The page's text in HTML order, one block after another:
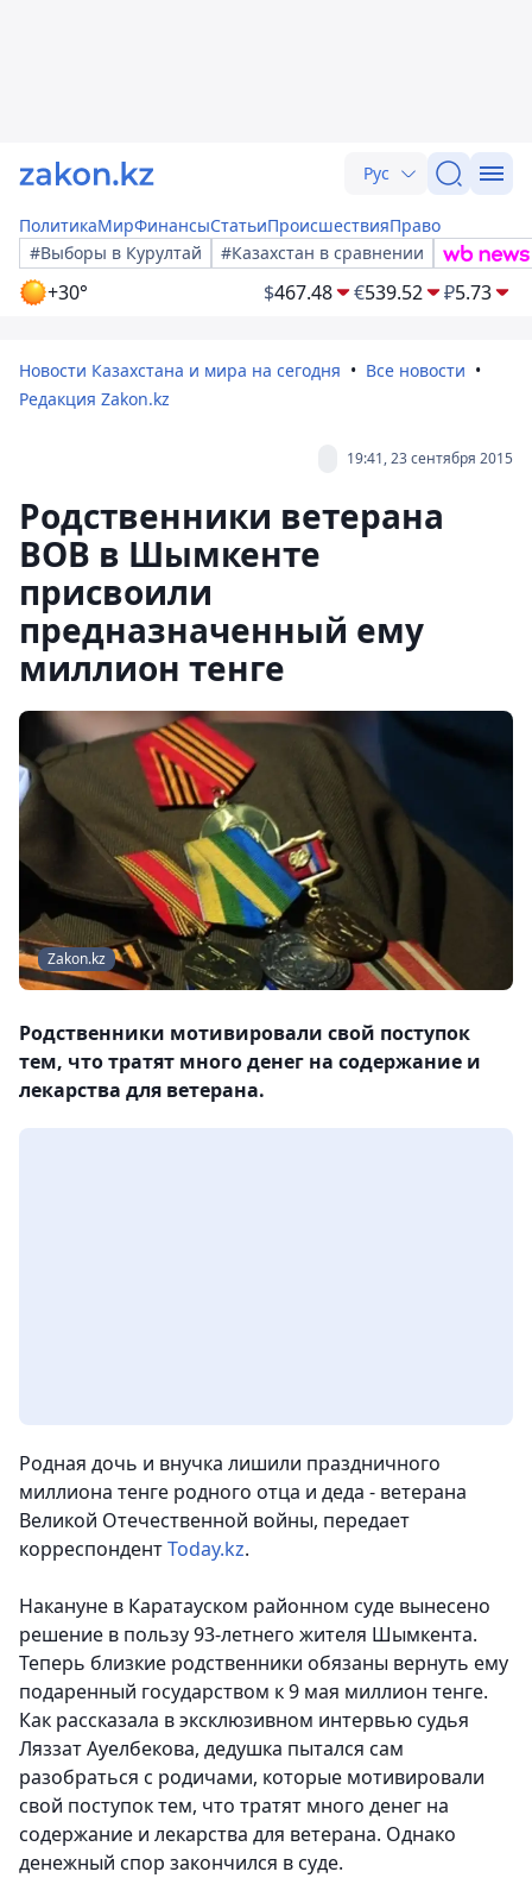
Рус
ПолитикаМирФинансыСтатьиПроисшествияПраво
#Выборы в Курултай
#Казахстан в сравнении
+30° $467.48 €539.52 ₽5.73
Новости Казахстана и мира на сегодня
Все новости
Редакция Zakon.kz
19:41, 23 сентября 2015
Родственники ветерана
ВОВ в Шымкенте
присвоили
предназначенный ему
миллион тенге
Zakon.kz
Родственники мотивировали свой поступок
тем, что тратят много денег на содержание и
лекарства для ветерана.
Родная дочь и внучка лишили праздничного
миллиона тенге родного отца и деда - ветерана
Великой Отечественной войны, передает
корреспондентToday.kz.
Накануне в Каратауском районном суде вынесено
решение в пользу 93-летнего жителя Шымкента.
Теперь близкие родственники обязаны вернуть ему
подаренный государством к 9 мая миллион тенге.
Как рассказала в эксклюзивном интервью судья
Ляззат Ауелбекова, дедушка пытался сам
разобраться с родичами, которые мотивировали
свой поступок тем, что тратят много денег на
содержание и лекарства для ветерана. Однако
денежный спор закончился в суде.